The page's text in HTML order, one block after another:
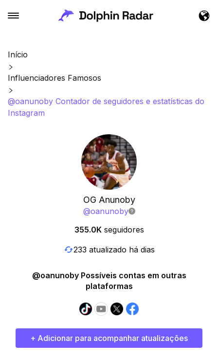
Início
Influenciadores Famosos
@oanunoby Contador de seguidores e estatísticas do
Instagram
OG Anunoby
@oanunoby
355.0K seguidores
233 atualizado há dias
@oanunoby Possíveis contas em outras
plataformas
+ Adicionar para acompanhar atualizações